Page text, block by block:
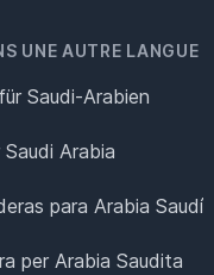
UNE AUTRE LANGUE
Saudi-Arabien
Arabia
para Arabia Saudí
per Arabia Saudita